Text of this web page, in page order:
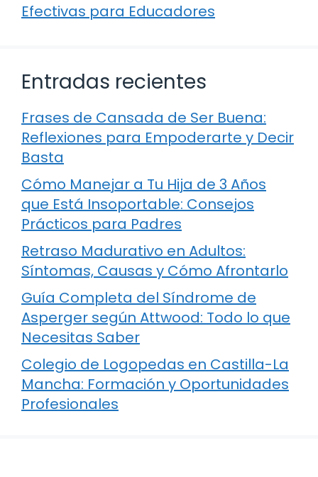
Efectivas para Educadores
Entradas recientes
Frases de Cansada de Ser Buena:
Reflexiones para Empoderarte y Decir
Basta
Cómo Manejar a Tu Hija de 3 Años
que Está Insoportable: Consejos
Prácticos para Padres
Retraso Madurativo en Adultos:
Síntomas, Causas y Cómo Afrontarlo
Guía Completa del Síndrome de
Asperger según Attwood: Todo lo que
Necesitas Saber
Colegio de Logopedas en Castilla-La
Mancha: Formación y Oportunidades
Profesionales